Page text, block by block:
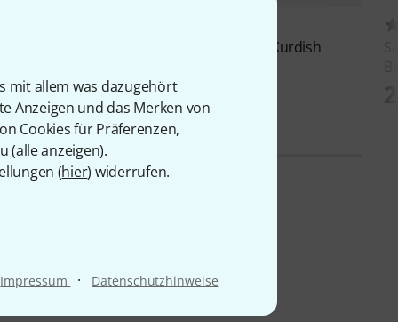
mit allem was dazugehört
Anzeigen und das Merken von
Cookies für Präferenzen,
(alle anzeigen).
(hier) widerrufen.
Impressum · Datenschutzhinweise
KB12-C Arabic Kurdish
289 €